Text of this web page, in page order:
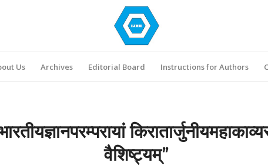
Us Archives Editorial Board Instructions for Authors
वैशिष्ट्यम्”